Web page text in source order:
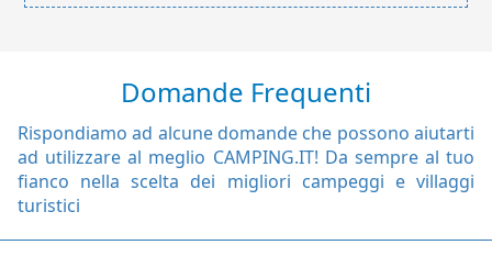
Domande Frequenti
Rispondiamo ad alcune domande che possono aiutarti
ad utilizzare al meglio CAMPING.IT! Da sempre al tuo
fianco nella scelta dei migliori campeggi e villaggi
turistici